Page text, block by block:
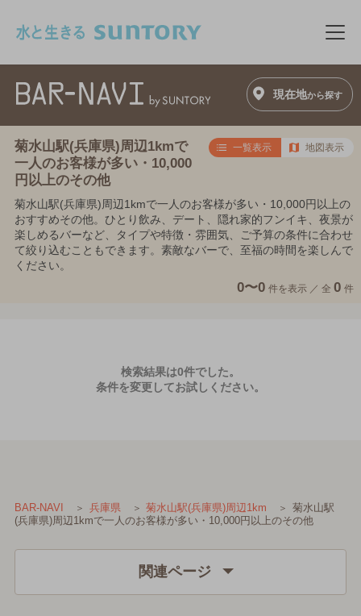
メ
現在地から探す
菊水山駅(兵庫県)周辺1kmで
一人のお客様が多い・10,000
円以上のその他
一覧表示 地図表示
菊水山駅(兵庫県)周辺1kmで一人のお客様が多い・10,000円以上の
おすすめその他。ひとり飲み、デート、隠れ家的フンイキ、夜景が
楽しめるバーなど、タイプや特徴・雰囲気、ご予算の条件に合わせ
て絞り込むこともできます。素敵なバーで、至福の時間を楽しんで
ください。
0〜0 件を表示 ／ 全 0 件
検索結果は0件でした。
条件を変更してお試しください。
BAR-NAVI 兵庫県 菊水山駅(兵庫県)周辺1km
菊水山駅
(兵庫県)周辺1kmで一人のお客様が多い・10,000円以上のその他
関連ページ